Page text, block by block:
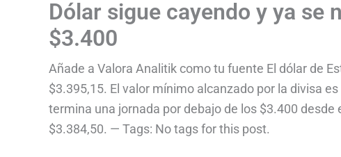
Dólar sigue cayendo y ya se
$3.400
Añade a Valora Analitik como tu fuente El dólar de
$3.395,15. El valor mínimo alcanzado por la divisa
termina una jornada por debajo de los $3.400
$3.384,50. — Tags: No tags for this post.